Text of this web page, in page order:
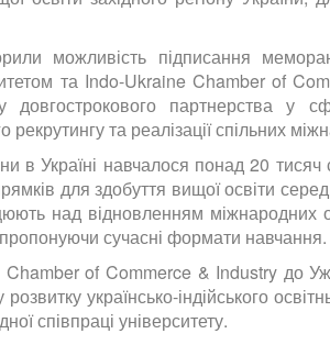
можливість підписання
та Indo-Ukraine Chamber of
партнерства у
рекрутингу та реалізації спільних
в Україні навчалося понад 20 тисяч
для здобуття вищої освіти серед
над відновленням міжнародних
сучасні формати навчання.
Chamber of Commerce & Industry до
українсько-індійського
співпраці університету.